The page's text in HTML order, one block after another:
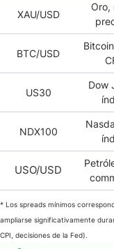
XAU/USD
Oro,
BTC/USD
US30
Dow
NDX100
USO/USD
* Los spreads mínimos
ampliarse significativamente
CPI, decisiones de la Fed).